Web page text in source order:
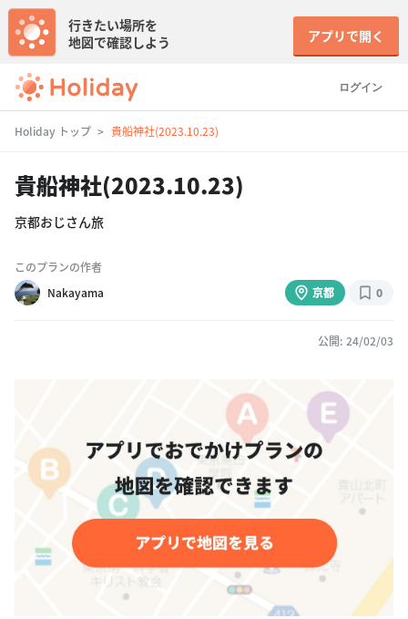
ログイン
行きたい場所を
地図で確認しよう
アプリで開く
Holiday トップ 貴船神社(2023.10.23)
貴船神社(2023.10.23)
京都おじさん旅
このプランの作者
Nakayama
京都 0
公開: 24/02/03